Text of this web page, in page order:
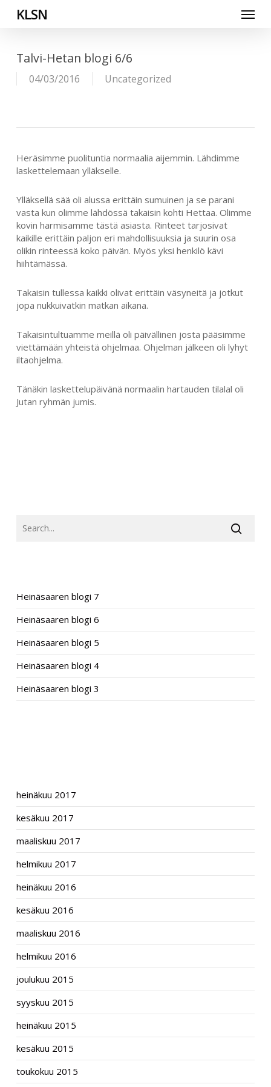
KLSN Menu
Talvi-Hetan blogi 6/6
04/03/2016 Uncategorized
Heräsimme puolituntia normaalia aijemmin. Lähdimme
laskettelemaan ylläkselle.
Ylläksellä sää oli alussa erittäin sumuinen ja se parani
vasta kun olimme lähdössä takaisin kohti Hettaa. Olimme
kovin harmisamme tästä asiasta. Rinteet tarjosivat
kaikille erittäin paljon eri mahdollisuuksia ja suurin osa
olikin rinteessä koko päivän. Myös yksi henkilö kävi
hiihtämässä.
Takaisin tullessa kaikki olivat erittäin väsyneitä ja jotkut
jopa nukkuivatkin matkan aikana.
Takaisintultuamme meillä oli päivällinen josta pääsimme
viettämään yhteistä ohjelmaa. Ohjelman jälkeen oli lyhyt
iltaohjelma.
Tänäkin laskettelupäivänä normaalin hartauden tilalal oli
Jutan ryhmän jumis.
Heinäsaaren blogi 7
Heinäsaaren blogi 6
Heinäsaaren blogi 5
Heinäsaaren blogi 4
Heinäsaaren blogi 3
heinäkuu 2017
kesäkuu 2017
maaliskuu 2017
helmikuu 2017
heinäkuu 2016
kesäkuu 2016
maaliskuu 2016
helmikuu 2016
joulukuu 2015
syyskuu 2015
heinäkuu 2015
kesäkuu 2015
toukokuu 2015